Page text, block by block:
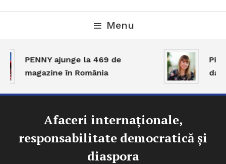
Menu
PENNY ajunge la 469 de
magazine în România
dar
Afaceri internaționale,
responsabilitate democratică și
diaspora